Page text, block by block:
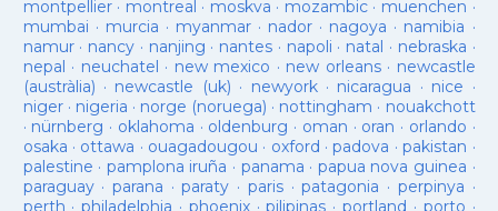
montpellier· montreal · moskva · mozambic· muenchen ·
mumbai · murcia · myanmar· nador · nagoya · namibia ·
namur· nancy · nanjing · nantes · napoli · natal · nebraska ·
nepal · neuchatel · new mexico · new orleans· newcastle
(austràlia) · newcastle (uk) · newyork· nicaragua · nice ·
niger· nigeria · norge (noruega) · nottingham · nouakchott
· nürnberg · oklahoma · oldenburg · oman · oran · orlando ·
osaka · ottawa · ouagadougou · oxford ·padova ·pakistan ·
palestine · pamplona iruña · panama · papua nova guinea ·
paraguay· parana ·paraty · paris·patagonia · perpinya ·
perth ·philadelphia · phoenix·pilipinas ·portland · porto ·